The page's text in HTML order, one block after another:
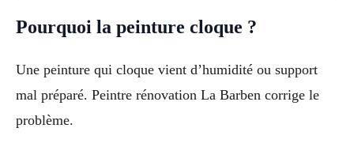
Pourquoi la peinture cloque ?
Une peinture qui cloque vient d’humidité ou support
mal préparé. Peintre rénovation La Barben corrige le
problème.